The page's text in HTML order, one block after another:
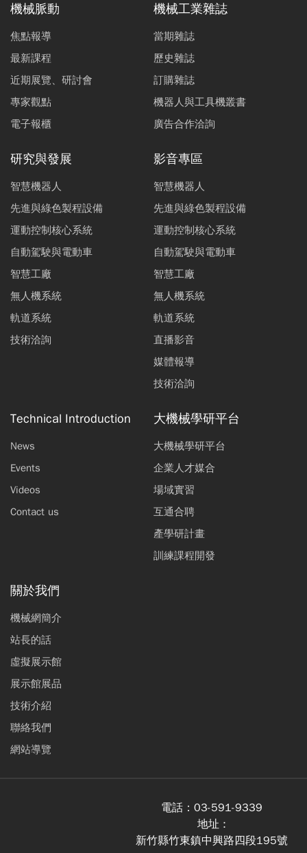
機械脈動
焦點報導
最新課程
近期展覽、研討會
專家觀點
電子報櫃
機械工業雜誌
當期雜誌
歷史雜誌
訂購雜誌
機器人與工具機叢書
廣告合作洽詢
研究與發展
智慧機器人
先進與綠色製程設備
運動控制核心系統
自動駕駛與電動車
智慧工廠
無人機系統
軌道系統
技術洽詢
影音專區
智慧機器人
先進與綠色製程設備
運動控制核心系統
自動駕駛與電動車
智慧工廠
無人機系統
軌道系統
直播影音
媒體報導
技術洽詢
Technical Introduction
News
Events
Videos
Contact us
大機械學研平台
大機械學研平台
企業人才媒合
場域實習
互通合聘
產學研計畫
訓練課程開發
關於我們
機械網簡介
站長的話
虛擬展示館
展示館展品
技術介紹
聯絡我們
網站導覽
電話： 03-591-9339
地址 :
新竹縣竹東鎮中興路四段195號